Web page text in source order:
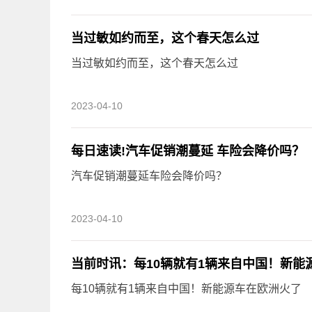
当过敏如约而至，这个春天怎么过
当过敏如约而至，这个春天怎么过
2023-04-10
每日速读!汽车促销潮蔓延 车险会降价吗？
汽车促销潮蔓延车险会降价吗？
2023-04-10
当前时讯：每10辆就有1辆来自中国！新能
每10辆就有1辆来自中国！新能源车在欧洲火了